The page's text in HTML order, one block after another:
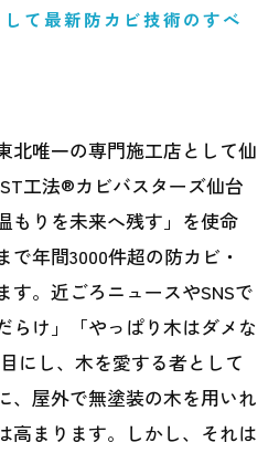
て最新防カビ技術のすべ
北唯一の専門施工店として仙
工法®カビバスターズ仙台
もりを未来へ残す」を使命
年間3000件超の防カビ・
す。近ごろニュースやSNSで
らけ」「やっぱり木はダメな
にし、木を愛する者として
、屋外で無塗装の木を用いれ
高まります。しかし、それは